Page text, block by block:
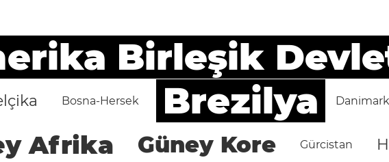
Birleşik
Bosna-Hersek Brezilya
Afrika Güney Kore Gürcistan